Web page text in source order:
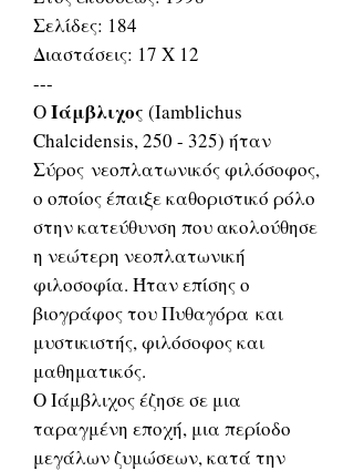
Σελίδες: 184
Διαστάσεις: 17 Χ 12
---
ΟΙάμβλιχος (Iamblichus
Chalcidensis, 250 - 325) ήταν
Σύρος νεοπλατωνικός φιλόσοφος,
ο οποίος έπαιξε καθοριστικό ρόλο
στην κατεύθυνση που ακολούθησε
η νεώτερη νεοπλατωνική
φιλοσοφία. Ήταν επίσης ο
βιογράφος του Πυθαγόρα και
μυστικιστής, φιλόσοφος και
μαθηματικός.
Ο Ιάμβλιχος έζησε σε μια
ταραγμένη εποχή, μια περίοδο
μεγάλων ζυμώσεων, κατά την